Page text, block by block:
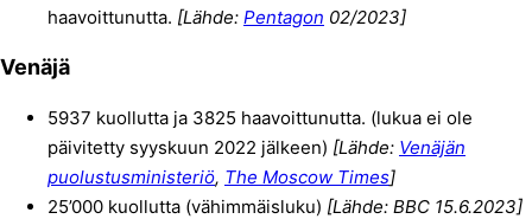
haavoittunutta. [Lähde: Pentagon 02/2023]
Venäjä
5937 kuollutta ja 3825 haavoittunutta. (lukua ei ole
päivitetty syyskuun 2022 jälkeen) [Lähde: Venäjän
puolustusministeriö, The Moscow Times]
25’000 kuollutta (vähimmäisluku) [Lähde: BBC 15.6.2023]